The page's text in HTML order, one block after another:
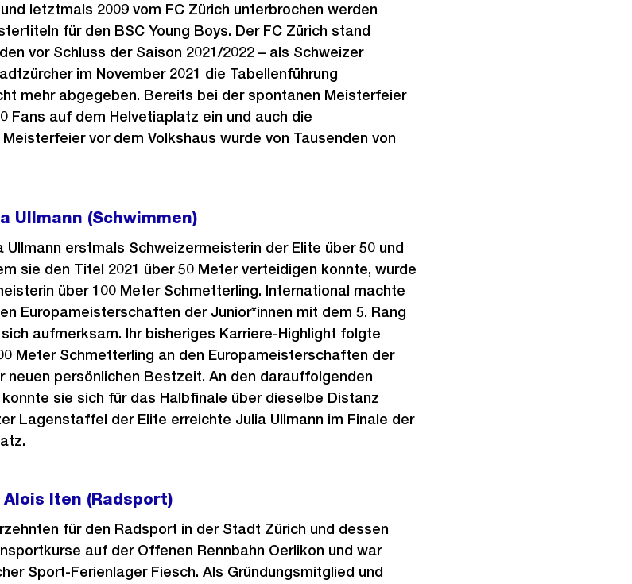
letztmals 2009 vom FC Zürich unterbrochen werden
für den BSC Young Boys. Der FC Zürich stand
vor Schluss der Saison 2021/2022 – als Schweizer
im November 2021 die Tabellenführung
mehr abgegeben. Bereits bei der spontanen Meisterfeier
Fans auf dem Helvetiaplatz ein und auch die
vor dem Volkshaus wurde von Tausenden von
Ullmann (Schwimmen)
erstmals Schweizermeisterin der Elite über 50 und
sie den Titel 2021 über 50 Meter verteidigen konnte, wurde
über 100 Meter Schmetterling. International machte
Europameisterschaften der Junior*innen mit dem 5. Rang
aufmerksam. Ihr bisheriges Karriere-Highlight folgte
Meter Schmetterling an den Europameisterschaften der
neuen persönlichen Bestzeit. An den darauffolgenden
sie sich für das Halbfinale über dieselbe Distanz
Lagenstaffel der Elite erreichte Julia Ullmann im Finale der
Iten (Radsport)
für den Radsport in der Stadt Zürich und dessen
auf der Offenen Rennbahn Oerlikon und war
Sport-Ferienlager Fiesch. Als Gründungsmitglied und